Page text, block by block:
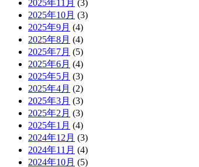
2025年11月 (3)
2025年10月 (3)
2025年9月 (4)
2025年8月 (4)
2025年7月 (5)
2025年6月 (4)
2025年5月 (3)
2025年4月 (2)
2025年3月 (3)
2025年2月 (3)
2025年1月 (4)
2024年12月 (3)
2024年11月 (4)
2024年10月 (5)